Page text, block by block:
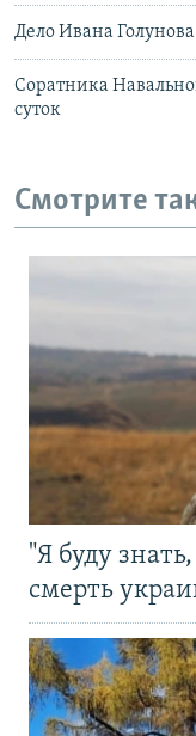
Дело Ивана
Соратника
суток
Смотрите
"Я буду
смерть